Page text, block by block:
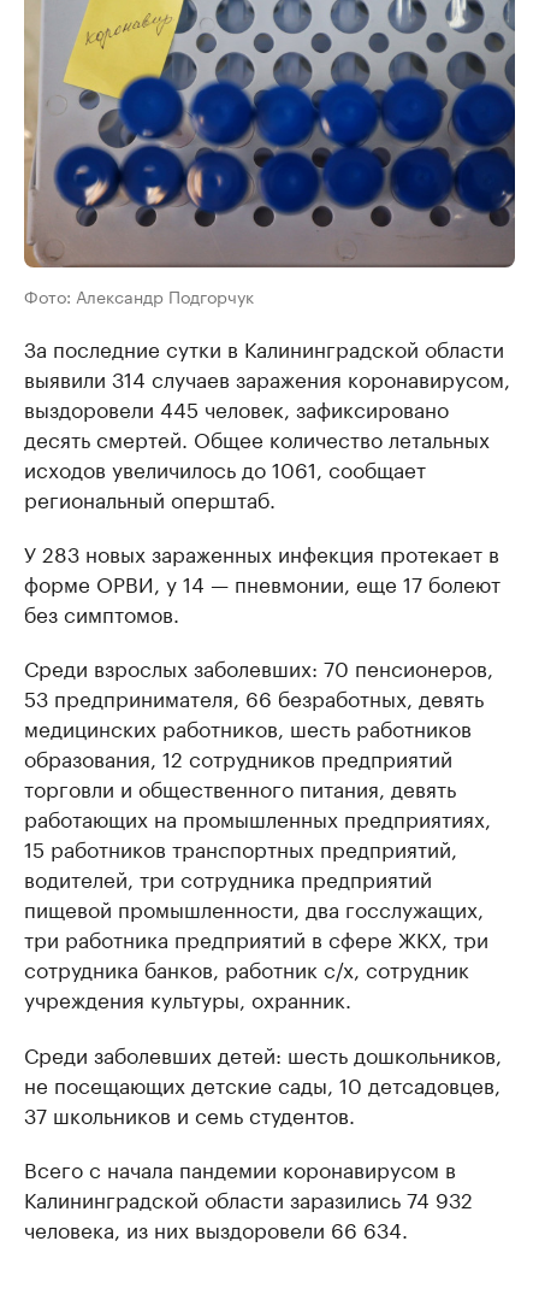
Фото: Александр Подгорчук
За последние сутки в Калининградской области
выявили 314 случаев заражения коронавирусом,
выздоровели 445 человек, зафиксировано
десять смертей. Общее количество летальных
исходов увеличилось до 1061, сообщает
региональный оперштаб.
У 283 новых зараженных инфекция протекает в
форме ОРВИ, у 14 — пневмонии, еще 17 болеют
без симптомов.
Среди взрослых заболевших: 70 пенсионеров,
53 предпринимателя, 66 безработных, девять
медицинских работников, шесть работников
образования, 12 сотрудников предприятий
торговли и общественного питания, девять
работающих на промышленных предприятиях,
15 работников транспортных предприятий,
водителей, три сотрудника предприятий
пищевой промышленности, два госслужащих,
три работника предприятий в сфере ЖКХ, три
сотрудника банков, работник с/х, сотрудник
учреждения культуры, охранник.
Среди заболевших детей: шесть дошкольников,
не посещающих детские сады, 10 детсадовцев,
37 школьников и семь студентов.
Всего с начала пандемии коронавирусом в
Калининградской области заразились 74 932
человека, из них выздоровели 66 634.